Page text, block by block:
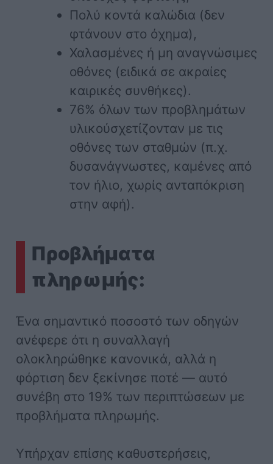
Πολύ κοντά καλώδια (δεν
φτάνουν στο όχημα),
Χαλασμένες ή μη αναγνώσιμες
οθόνες (ειδικά σε ακραίες
καιρικές συνθήκες).
76% όλων των προβλημάτων
υλικούσχετίζονταν με τις
οθόνες των σταθμών (π.χ.
δυσανάγνωστες, καμένες από
τον ήλιο, χωρίς ανταπόκριση
στην αφή).
Προβλήματα
πληρωμής:
Ένα σημαντικό ποσοστό των οδηγών
ανέφερε ότι η συναλλαγή
ολοκληρώθηκε κανονικά, αλλά η
φόρτιση δεν ξεκίνησε ποτέ — αυτό
συνέβη στο 19% των περιπτώσεων με
προβλήματα πληρωμής.
Υπήρχαν επίσης καθυστερήσεις,